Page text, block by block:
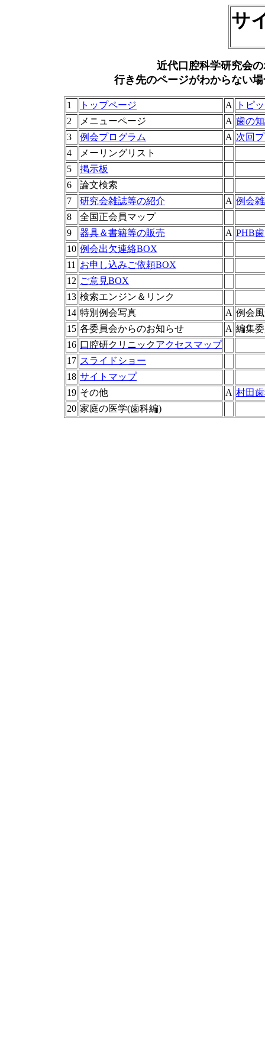
サ
近代口腔科学研究会
行き先のページがわからない
1 トップページ A
トピ
2
メニューページ A 歯の
3
例会プログラム A 次回
4
メーリングリスト
5
掲示板
6
論文検索
7
研究会雑誌等の紹介 A 例会
8
全国正会員マップ
9
器具＆書籍等の販売 A PHB
10 例会出欠連絡BOX
11
お申し込みご依頼BOX
12 ご意見BOX
13 検索エンジン＆リンク
14 特別例会写真 A 例会
15 各委員会からのお知らせ A 編集
16 口腔研クリニックアクセスマップ
17 スライドショー
18 サイトマップ
19 その他 A 村田
20 家庭の医学(歯科編)